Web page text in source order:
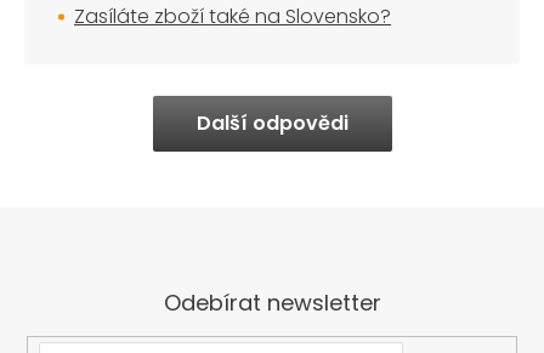
Zasíláte zboží také na Slovensko?
Další odpovědi
Odebírat newsletter